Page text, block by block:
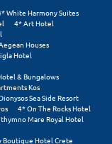
White Harmony Suites
4* Art Hotel
Houses
Hotel
& Bungalows
Kos
Sea Side Resort
4* On The Rocks Hotel
Mare Royal Hotel
Boutique Hotel Crete